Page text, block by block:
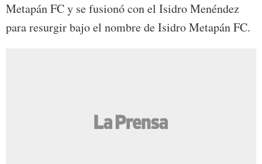
Metapán FC y se fusionó con el Isidro Menéndez
para resurgir bajo el nombre de Isidro Metapán FC.